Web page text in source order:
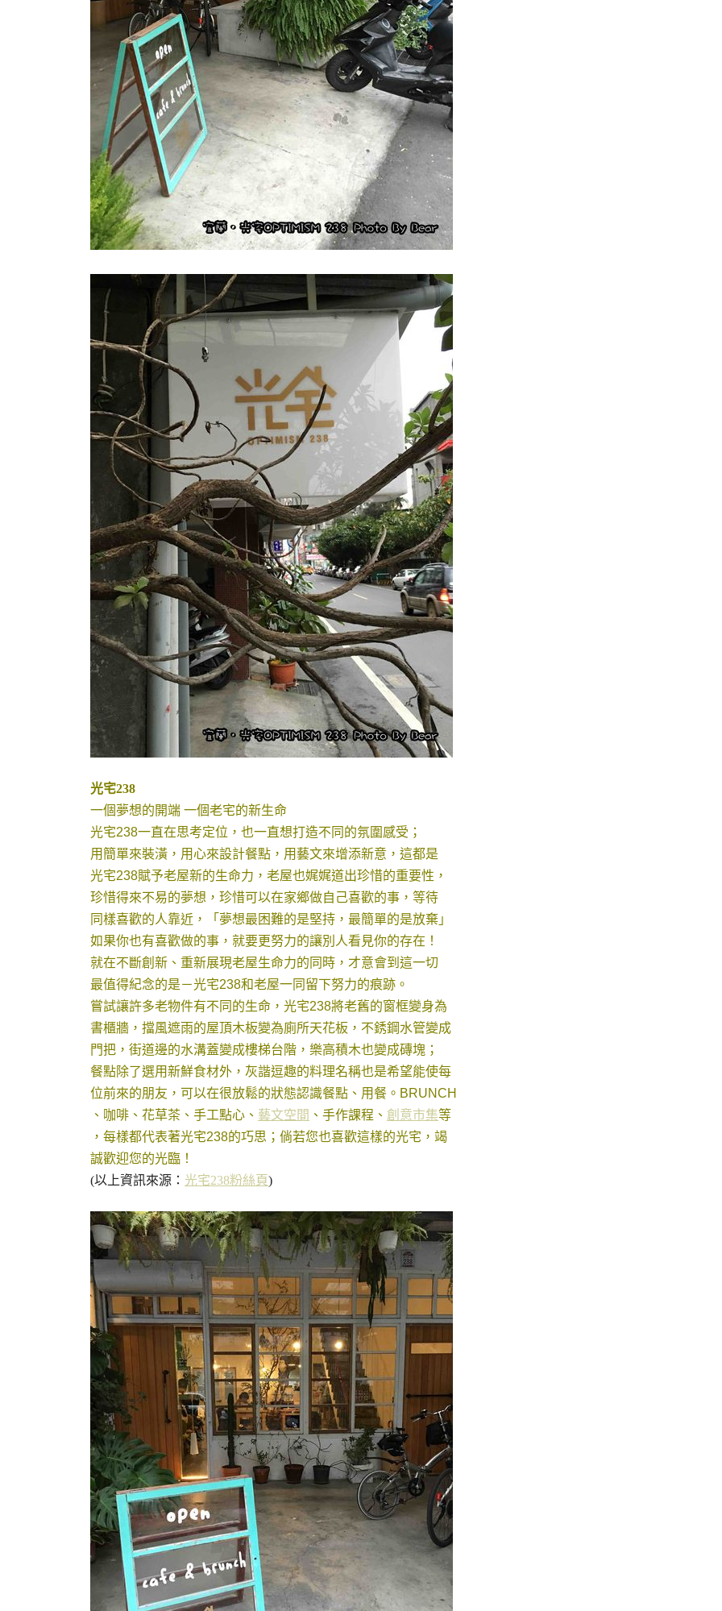
光宅238
一個夢想的開端 一個老宅的新生命
光宅238一直在思考定位，也一直想打造不同的氛圍感受；
用簡單來裝潢，用心來設計餐點，用藝文來增添新意，這都是
光宅238賦予老屋新的生命力，老屋也娓娓道出珍惜的重要性，
珍惜得來不易的夢想，珍惜可以在家鄉做自己喜歡的事，等待
同樣喜歡的人靠近，「夢想最困難的是堅持，最簡單的是放棄」
如果你也有喜歡做的事，就要更努力的讓別人看見你的存在！
就在不斷創新、重新展現老屋生命力的同時，才意會到這一切
最值得紀念的是－光宅238和老屋一同留下努力的痕跡。
嘗試讓許多老物件有不同的生命，光宅238將老舊的窗框變身為
書櫃牆，擋風遮雨的屋頂木板變為廁所天花板，不銹鋼水管變成
門把，街道邊的水溝蓋變成樓梯台階，樂高積木也變成磚塊；
餐點除了選用新鮮食材外，灰諧逗趣的料理名稱也是希望能使每
位前來的朋友，可以在很放鬆的狀態認識餐點、用餐。BRUNCH
、咖啡、花草茶、手工點心、 藝文空間 、手作課程、 創意市集等
，每樣都代表著光宅238的巧思；倘若您也喜歡這樣的光宅，竭
誠歡迎您的光臨！
(以上資訊來源： 光宅238粉絲頁)